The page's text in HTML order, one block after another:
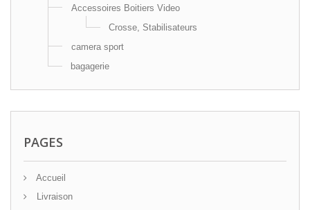
Accessoires Boitiers Video
Crosse, Stabilisateurs
camera sport
bagagerie
PAGES
Accueil
Livraison